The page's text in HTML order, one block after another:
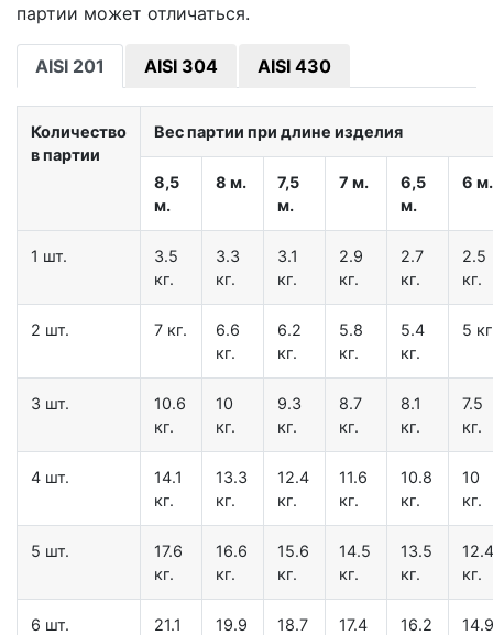
партии может отличаться.
AISI 201 AISI 304 AISI 430
Количество
в партии
Вес партии при длине изделия
8,5
м.
8 м.
7,5
м.
7 м.
6,5
м.
6 м.
1 шт.
3.5
кг.
3.3
кг.
3.1
кг.
2.9
кг.
2.7
кг.
2.5
кг.
2 шт. 7 кг.
6.6
кг.
6.2
кг.
5.8
кг.
5.4
кг.
5
3 шт.
10.6
кг.
10
кг.
9.3
кг.
8.7
кг.
8.1
кг.
7.5
кг.
4 шт.
14.1
кг.
13.3
кг.
12.4
кг.
11.6
кг.
10.8
кг.
10
кг.
5 шт.
17.6
кг.
16.6
кг.
15.6
кг.
14.5
кг.
13.5
кг.
12.4
кг.
6 шт.
21.1
19.9
18.7
17.4
16.2
14.9